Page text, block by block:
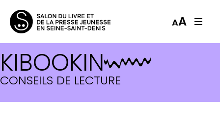
AA
KIBOOKIN
CONSEILS DE LECTURE